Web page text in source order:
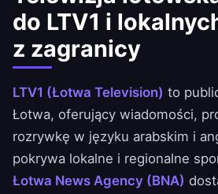
do LTV1 i
z zagranicy
LTV1 (Łotwa Television) to
Łotwa, oferujący wiadomości,
rozrywkę w języku arabskim i
pokrywa lokalne i regionalne
Łotwa News Agency (BNA)